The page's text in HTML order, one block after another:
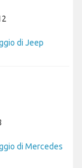
di Jeep
di Mercedes